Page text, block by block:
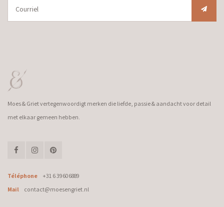
Moes & Griet vertegenwoordigt merken die liefde, passie & aandacht voor detail
met elkaar gemeen hebben.
Téléphone
+31 6 39606889
Mail
contact@moesengriet.nl